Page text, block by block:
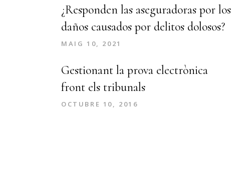
¿Responden las aseguradoras por los
daños causados por delitos dolosos?
MAIG 10, 2021
Gestionant la prova electrònica
front els tribunals
OCTUBRE 10, 2016